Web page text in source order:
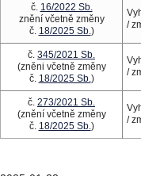
č. 16/2022 Sb.
znění včetně změny
č. 18/2025 Sb.)
/
č. 345/2021 Sb.
(zněni včetně změny
č. 18/2025 Sb.)
/
č. 273/2021 Sb.
(znění včetně změny
č. 18/2025 Sb.)
/